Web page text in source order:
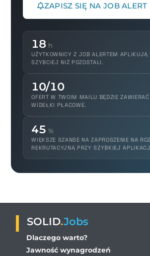
ZAPISZ SIĘ NA JOB ALERT
18 h
UŻYTKOWNICY Z JOB ALERTEM APLIKUJĄ
SZYBCIEJ NIŻ POZOSTALI.
10/10
OFERT W TWOIM MAILU BĘDZIE
WIDEŁKI PŁACOWE.
45 %
WIĘKSZE SZANSE NA ZAPROSZENIE NA
REKRUTACYJNĄ PRZY SZYBKIEJ
SOLID.Jobs
Dlaczego warto?
Jawność wynagrodzeń